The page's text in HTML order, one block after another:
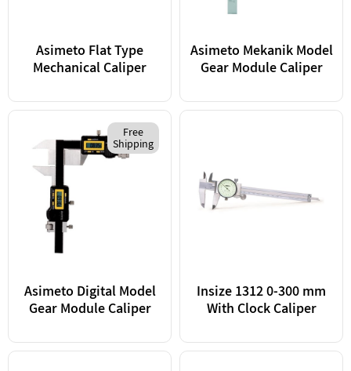
Asimeto Flat Type
Mechanical Caliper
Asimeto Mekanik Model
Gear Module Caliper
Asimeto Digital Model
Gear Module Caliper
Free
Shipping
Insize 1312 0-300 mm
With Clock Caliper